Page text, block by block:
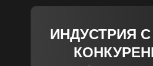
ИНДУСТРИЯ